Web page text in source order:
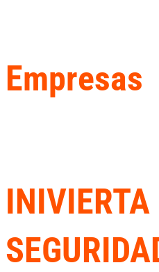
Empresas
INIVIERTA